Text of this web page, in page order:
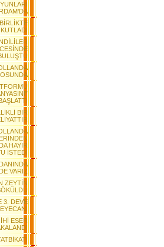
BİR
HAYIR
İSTEDİ
VARIZ
ZEYTİN
3. DEVE
ESER